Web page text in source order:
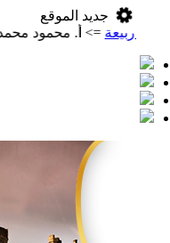
جديد الموقع
=> أ. محمود محمد شاكر